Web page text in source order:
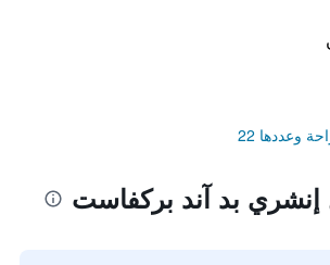
وعددها 22
إنشري بد آند بركفاست